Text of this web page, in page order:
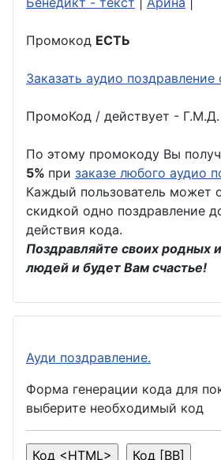
Промокод ЕСТЬ
Заказать аудио поздравление
ПромоКод / действует - Г.М.Д.
По этому промокоду Вы
5% при заказе любого аудио
Каждый пользователь может
скидкой одно поздравление
действия кода.
Поздравляйте своих родных
людей и будет Вам счастье!
Ауди поздравление.
Форма генерации кода для
выберите необходимый код